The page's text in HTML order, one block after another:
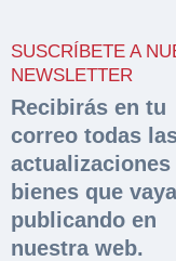
SUSCRÍBETE A
NEWSLETTER
Recibirás en tu
correo todas
actualizaciones
bienes que
publicando en
nuestra web.
sobre
Rellene este
enlace para
Nombre y
Razón social*
Teléfono*
Nombre y
Sobre Merfinsa
Venta de
Vehículos